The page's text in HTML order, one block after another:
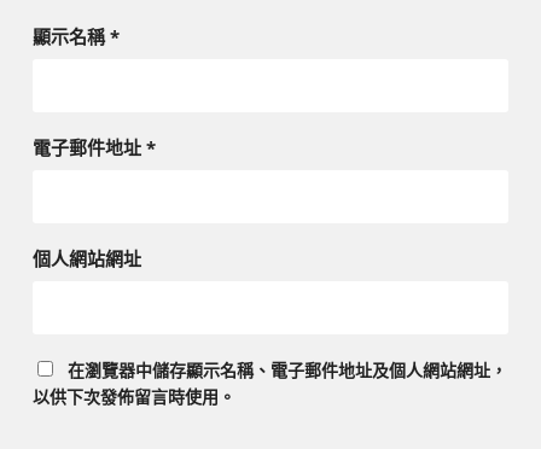
顯示名稱*
電子郵件地址 *
個人網站網址
在瀏覽器中儲存顯示名稱、電子郵件地址及個人網站網址，
以供下次發佈留言時使用。